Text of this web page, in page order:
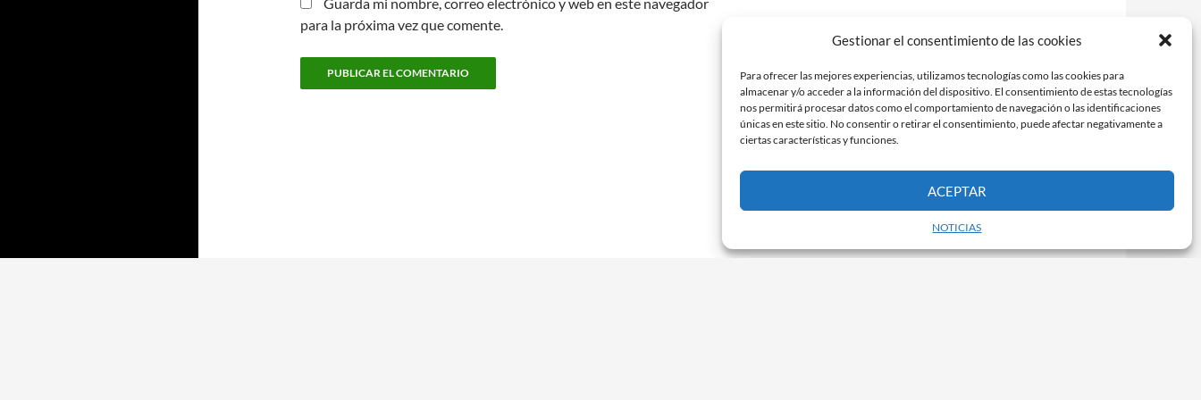
Gestionar el consentimiento de las cookies
Para ofrecer las mejores experiencias, utilizamos tecnologías como las cookies para
almacenar y/o acceder a la información del dispositivo. El consentimiento de estas tecnologías
nos permitirá procesar datos como el comportamiento de navegación o las identificaciones
únicas en este sitio. No consentir o retirar el consentimiento, puede afectar negativamente a
ciertas características y funciones.
ACEPTAR
NOTICIAS
para la próxima vez que comente.